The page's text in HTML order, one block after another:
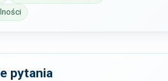
pytania